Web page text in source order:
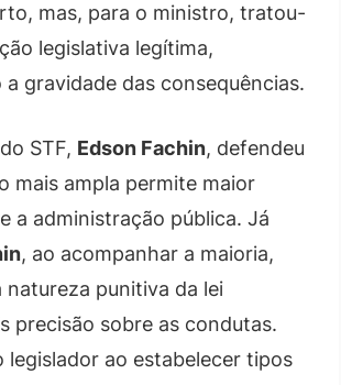
mas, para o ministro, tratou-
legislativa legítima,
gravidade das consequências.
STF, Edson Fachin, defendeu
mais ampla permite maior
a administração pública. Já
, ao acompanhar a maioria,
natureza punitiva da lei
precisão sobre as condutas.
legislador ao estabelecer tipos